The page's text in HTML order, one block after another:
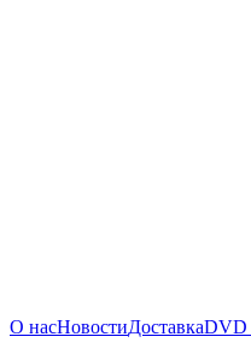
О насНовостиДоставкаDVD